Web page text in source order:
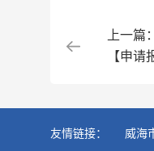
上一篇：
【申
友情链接： 威海